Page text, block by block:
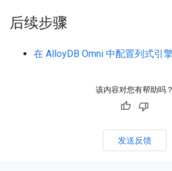
后续步骤
在 AlloyDB Omni 中配置列式引
该内容对您有帮助吗？
发送反馈